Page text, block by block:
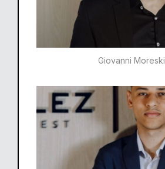
Giovanni Moreski